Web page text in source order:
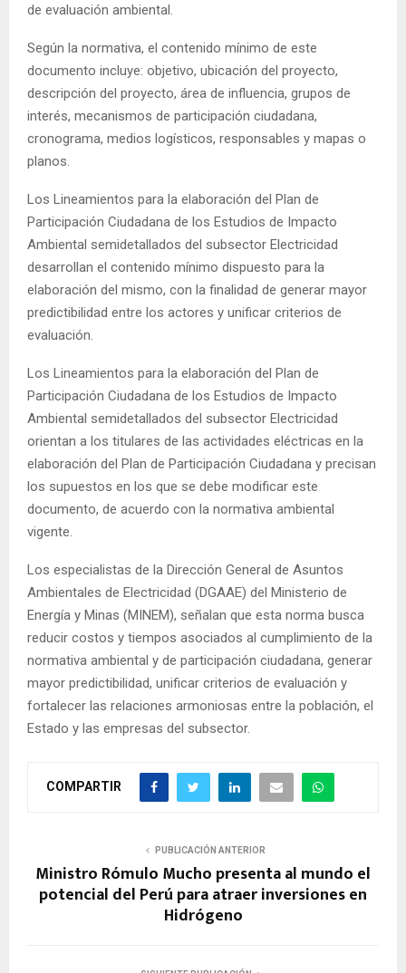
de evaluación ambiental.
Según la normativa, el contenido mínimo de este
documento incluye: objetivo, ubicación del proyecto,
descripción del proyecto, área de influencia, grupos de
interés, mecanismos de participación ciudadana,
cronograma, medios logísticos, responsables y mapas o
planos.
Los Lineamientos para la elaboración del Plan de
Participación Ciudadana de los Estudios de Impacto
Ambiental semidetallados del subsector Electricidad
desarrollan el contenido mínimo dispuesto para la
elaboración del mismo, con la finalidad de generar mayor
predictibilidad entre los actores y unificar criterios de
evaluación.
Los Lineamientos para la elaboración del Plan de
Participación Ciudadana de los Estudios de Impacto
Ambiental semidetallados del subsector Electricidad
orientan a los titulares de las actividades eléctricas en la
elaboración del Plan de Participación Ciudadana y precisan
los supuestos en los que se debe modificar este
documento, de acuerdo con la normativa ambiental
vigente.
Los especialistas de la Dirección General de Asuntos
Ambientales de Electricidad (DGAAE) del Ministerio de
Energía y Minas (MINEM), señalan que esta norma busca
reducir costos y tiempos asociados al cumplimiento de la
normativa ambiental y de participación ciudadana, generar
mayor predictibilidad, unificar criterios de evaluación y
fortalecer las relaciones armoniosas entre la población, el
Estado y las empresas del subsector.
COMPARTIR
PUBLICACIÓN ANTERIOR
Ministro Rómulo Mucho presenta al mundo el
potencial del Perú para atraer inversiones en
Hidrógeno